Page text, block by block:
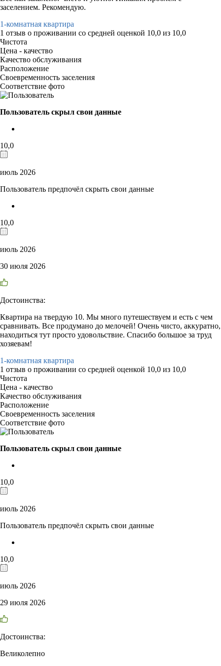
заселением. Рекомендую.
1-комнатная квартира
1 отзыв о проживании со средней оценкой 10,0 из 10,0
Чистота
Цена - качество
Качество обслуживания
Расположение
Своевременность заселения
Соответствие фото
Пользователь скрыл свои данные
10,0
июль 2026
Пользователь предпочёл скрыть свои данные
10,0
июль 2026
30 июля 2026
Достоинства:
Квартира на твердую 10. Мы много путешествуем и есть с чем
сравнивать. Все продумано до мелочей! Очень чисто, аккуратно,
находиться тут просто удовольствие. Спасибо большое за труд
хозяевам!
1-комнатная квартира
1 отзыв о проживании со средней оценкой 10,0 из 10,0
Чистота
Цена - качество
Качество обслуживания
Расположение
Своевременность заселения
Соответствие фото
Пользователь скрыл свои данные
10,0
июль 2026
Пользователь предпочёл скрыть свои данные
10,0
июль 2026
29 июля 2026
Достоинства:
Великолепно